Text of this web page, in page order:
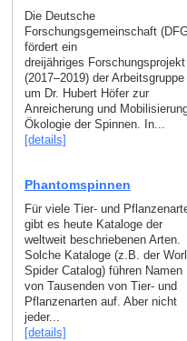
Die Deutsche
Forschungsgemeinschaft
fördert ein
dreijähriges Forschungsprojekt
(2017–2019) der Arbeitsgruppe
um Dr. Hubert Höfer zur
Anreicherung und
Ökologie der Spinnen. In...
[details]
Phantomspinnen
Für viele Tier- und
gibt es heute Kataloge der
weltweit beschriebenen Arten.
Solche Kataloge (z.B. der
Spider Catalog) führen Namen
von Tausenden von Tier- und
Pflanzenarten auf. Aber nicht
jeder...
[details]